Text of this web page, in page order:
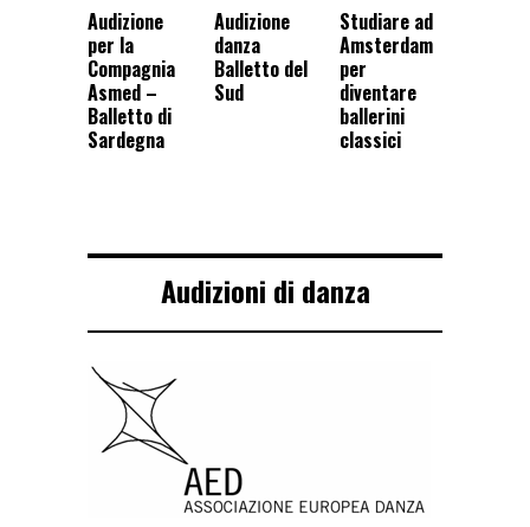
Audizione
per la
Compagnia
Asmed –
Balletto di
Sardegna
Audizione
danza
Balletto del
Sud
Studiare ad
Amsterdam
per
diventare
ballerini
classici
Audizioni di danza